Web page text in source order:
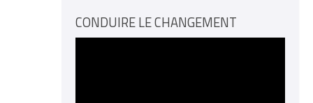
CONDUIRE LE CHANGEMENT